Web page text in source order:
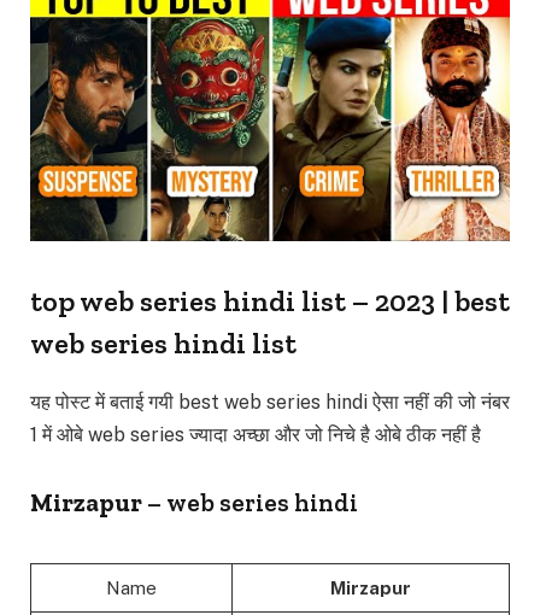
top web series hindi list – 2023 | best
web series hindi list
यह पोस्ट में बताई गयी best web series hindi ऐसा नहीं की जो नंबर
1 में ओबे web series ज्यादा अच्छा और जो निचे है ओबे ठीक नहीं है
Mirzapur – web series hindi
Name Mirzapur